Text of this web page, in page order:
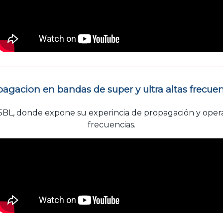
en bandas de super y ultra altas
donde expone su experincia de propagación y
frecuencias.